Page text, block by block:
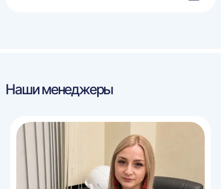
Наши менеджеры